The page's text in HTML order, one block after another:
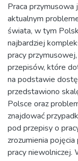
Praca
aktualnym
świata, w tym
najbardziej
pracy
przepisów, które
na podstawie
przedstawiono
Polsce oraz
znajdować
pod przepisy o
zrozumienia
pracy niewolniczej.